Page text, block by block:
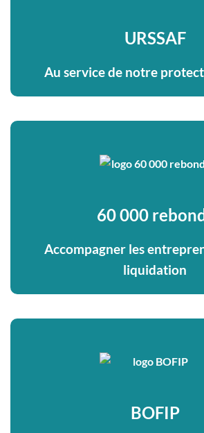
URSSAF
Au service de notre
60 000
Accompagner les
liquidation
BOFIP